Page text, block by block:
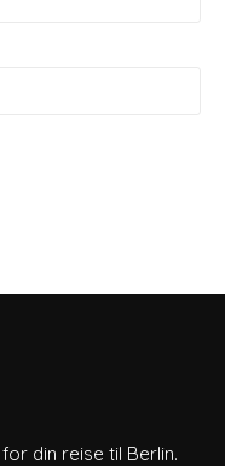
din reise til Berlin.